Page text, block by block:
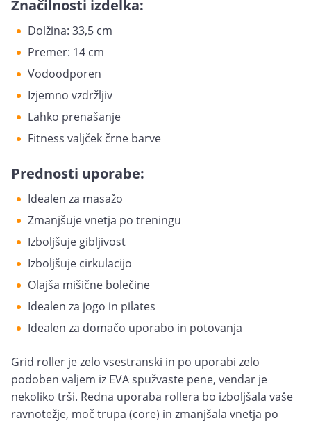
Značilnosti izdelka:
Dolžina: 33,5 cm
Premer: 14 cm
Vodoodporen
Izjemno vzdržljiv
Lahko prenašanje
Fitness valjček črne barve
Prednosti uporabe:
Idealen za masažo
Zmanjšuje vnetja po treningu
Izboljšuje gibljivost
Izboljšuje cirkulacijo
Olajša mišične bolečine
Idealen za jogo in pilates
Idealen za domačo uporabo in potovanja
Grid roller je zelo vsestranski in po uporabi zelo
podoben valjem iz EVA spužvaste pene, vendar je
nekoliko trši. Redna uporaba rollera bo izboljšala vaše
ravnotežje, moč trupa (core) in zmanjšala vnetja po